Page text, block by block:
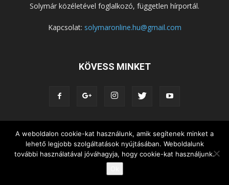
Solymár közéletével foglalkozó, független hírportál.
Kapcsolat: solymaronline.hu@gmail.com
KÖVESS MINKET
KÖZÉLET KÖZÖSSÉGEK
SZABADIDŐ
NEMZETISÉG, HELYTÖRTÉNET
RIPORTOK
KÖZÉRDEKŰ INFORMÁCIÓK
© Copyright 2015 - Solymár Online
A weboldalon cookie-kat használunk, amik segítenek minket a
lehető legjobb szolgáltatások nyújtásában. Weboldalunk
további használatával jóváhagyja, hogy cookie-kat használjunk.